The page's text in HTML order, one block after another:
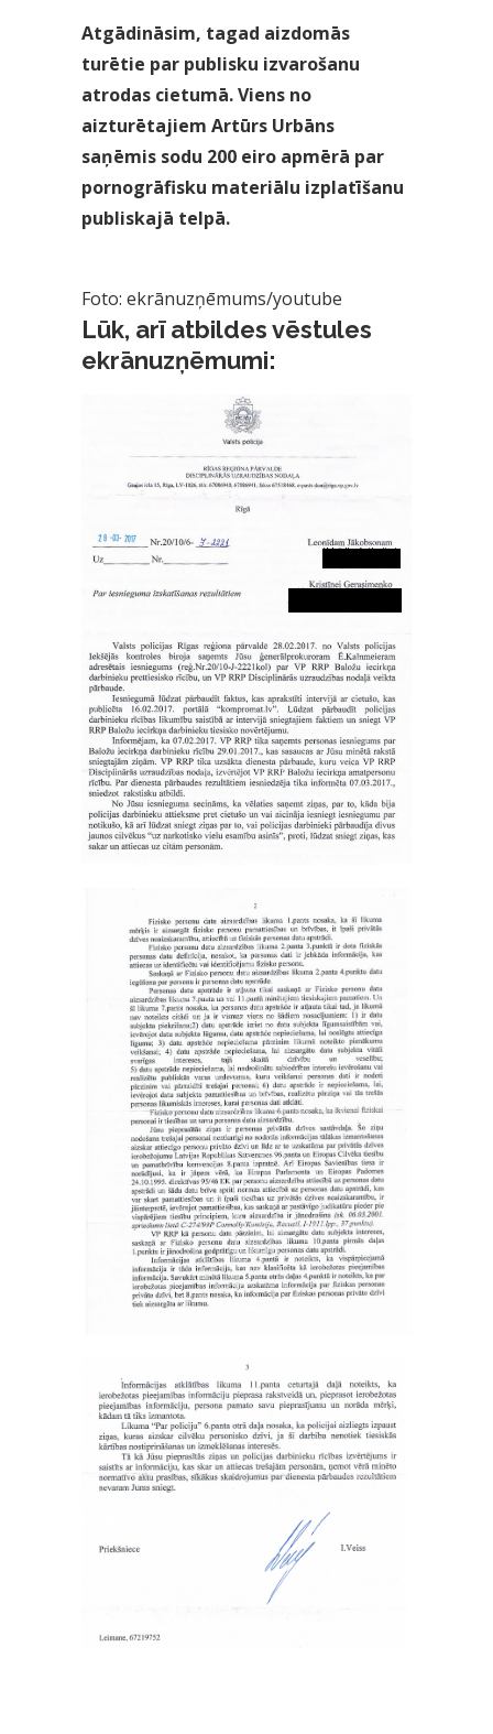
Atgādināsim, tagad aizdomās
turētie par publisku izvarošanu
atrodas cietumā. Viens no
aizturētajiem Artūrs Urbāns
saņēmis sodu 200 eiro apmērā par
pornogrāfisku materiālu izplatīšanu
publiskajā telpā.
Foto: ekrānuzņēmums/youtube
Lūk, arī atbildes vēstules
ekrānuzņēmumi: